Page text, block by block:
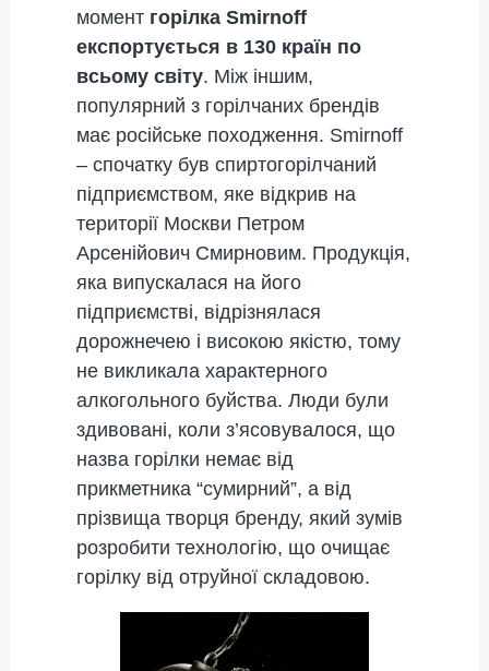
момент горілка Smirnoff
експортується в 130 країн по
всьому світу. Між іншим,
популярний з горілчаних брендів
має російське походження. Smirnoff
– спочатку був спиртогорілчаний
підприємством, яке відкрив на
території Москви Петром
Арсенійович Смирновим. Продукція,
яка випускалася на його
підприємстві, відрізнялася
дорожнечею і високою якістю, тому
не викликала характерного
алкогольного буйства. Люди були
здивовані, коли з’ясовувалося, що
назва горілки немає від
прикметника “сумирний”, а від
прізвища творця бренду, який зумів
розробити технологію, що очищає
горілку від отруйної складовою.